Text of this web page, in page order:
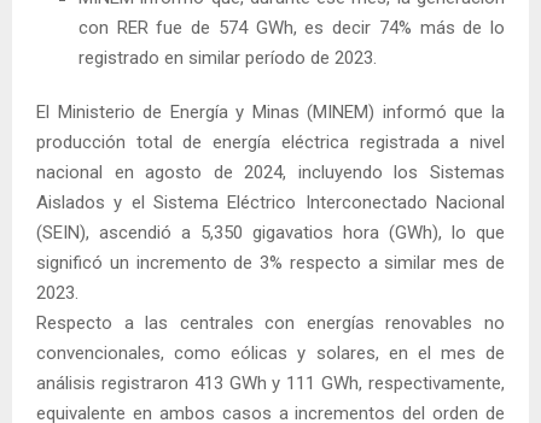
con RER fue de 574 GWh, es decir 74% más de lo
registrado en similar período de 2023.
El Ministerio de Energía y Minas (MINEM) informó que la
producción total de energía eléctrica registrada a nivel
nacional en agosto de 2024, incluyendo los Sistemas
Aislados y el Sistema Eléctrico Interconectado Nacional
(SEIN), ascendió a 5,350 gigavatios hora (GWh), lo que
significó un incremento de 3% respecto a similar mes de
2023.
Respecto a las centrales con energías renovables no
convencionales, como eólicas y solares, en el mes de
análisis registraron 413 GWh y 111 GWh, respectivamente,
equivalente en ambos casos a incrementos del orden de